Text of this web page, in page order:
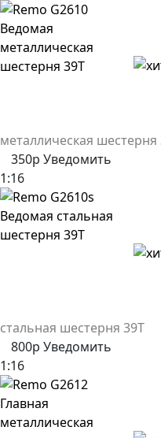
металлическая шестерня
350р Уведомить
1:16
стальная шестерня 39Т
800р Уведомить
1:16